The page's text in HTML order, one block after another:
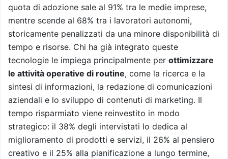
quota di adozione sale al 91% tra le medie imprese,
mentre scende al 68% tra i lavoratori autonomi,
storicamente penalizzati da una minore disponibilità di
tempo e risorse. Chi ha già integrato queste
tecnologie le impiega principalmente per ottimizzare
le attività operative di routine, come la ricerca e la
sintesi di informazioni, la redazione di comunicazioni
aziendali e lo sviluppo di contenuti di marketing. Il
tempo risparmiato viene reinvestito in modo
strategico: il 38% degli intervistati lo dedica al
miglioramento di prodotti e servizi, il 26% al pensiero
creativo e il 25% alla pianificazione a lungo termine,